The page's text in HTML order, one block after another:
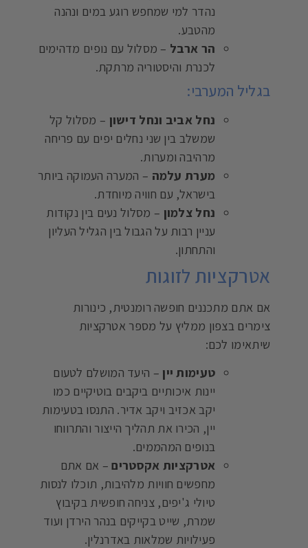
נהדר למי שמחפש רוגע במים ונהנה
מהטבע.
הר ארבל – מסלול עם נופים מדהימים
לכנרת והיסטוריה מרתקת.
בגליל המערבי:
נחל אביב ונחל דישון – מסלול קל
שמשלב בין שני נחלים יפים עם פריחה
מרהיבה ומערות.
מערת עלמה – המערה העמוקה ביותר
בישראל, עם חוויה מיוחדת.
נחל צלמון – מסלול נעים בין נקודות
עניין רבות על הגבול בין הגליל העליון
והתחתון.
אטרקציות לזוגות
אם אתם מתכננים חופשה רומנטית, כינורות
צימרים בצפון ממליץ על מספר אטרקציות
שיתאימו לכם:
טעימות יין – היעד המושלם לטעום
יינות איכותיים ביקבים בוטיקיים כמו
יקב אכזיב ויקב אדיר. התנסו בטעימות
יין, הכירו את תהליך הייצור והתרווחו
בנופים המהממים.
אטרקציות אקסטרים– אם אתם
מחפשים חוויות מלהיבות, תוכלו לנסות
טיולי ג'יפים, צניחה חופשית בקיבוץ
שמרת, שייט בקייקים בנהר הירדן ועוד
פעילויות שמלאות באדרנלין.